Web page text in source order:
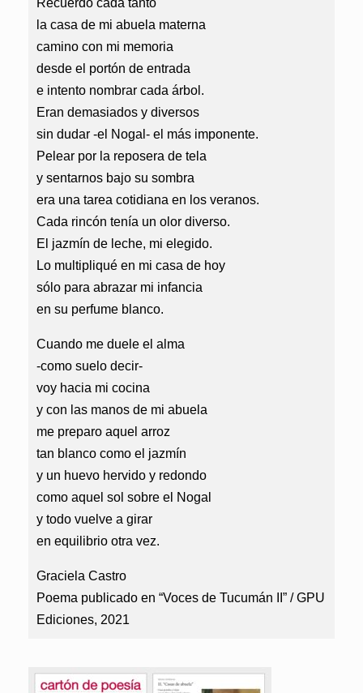
Recuerdo cada tanto
la casa de mi abuela materna
camino con mi memoria
desde el portón de entrada
e intento nombrar cada árbol.
Eran demasiados y diversos
sin dudar -el Nogal- el más imponente.
Pelear por la reposera de tela
y sentarnos bajo su sombra
era una tarea cotidiana en los veranos.
Cada rincón tenía un olor diverso.
El jazmín de leche, mi elegido.
Lo multipliqué en mi casa de hoy
sólo para abrazar mi infancia
en su perfume blanco.
Cuando me duele el alma
-como suelo decir-
voy hacia mi cocina
y con las manos de mi abuela
me preparo aquel arroz
tan blanco como el jazmín
y un huevo hervido y redondo
como aquel sol sobre el Nogal
y todo vuelve a girar
en equilibrio otra vez.
Graciela Castro
Poema publicado en “Voces de Tucumán II” / GPU
Ediciones, 2021